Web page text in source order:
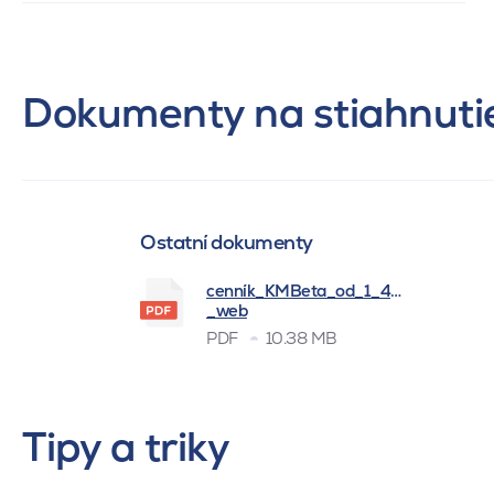
Dokumenty na
Ostatní dokumenty
cenník_KMBeta_od_1_4_2026
_web
PDF
10.38 MB
Tipy a triky